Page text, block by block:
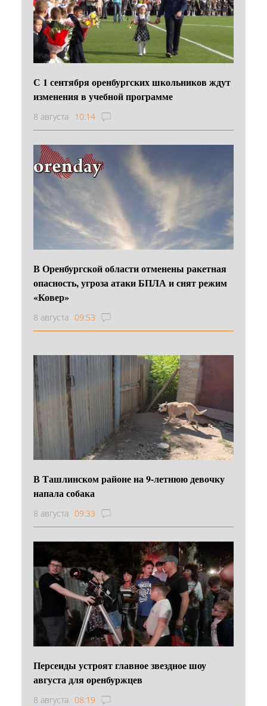
С 1 сентября оренбургских школьников ждут
изменения в учебной программе
8 августа 10:14
В Оренбургской области отменены ракетная
опасность, угроза атаки БПЛА и снят режим
«Ковер»
8 августа 09:53
В Ташлинском районе на 9-летнюю девочку
напала собака
8 августа 09:33
Персеиды устроят главное звездное шоу
августа для оренбуржцев
8 августа 08:19